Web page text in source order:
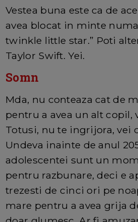
Vestea buna este ca de
avea blocat in minte
twinkle little star.” Poti
Taylor Swift. Yei.
Somn
Mda, nu conteaza cat de
pentru a avea un alt copil,
Totusi, nu te ingrijora, vei
Undeva inainte de anul
adolescentei sunt un
pentru razbunare, deci e
trezesti de cinci ori pe
mare pentru a avea grija